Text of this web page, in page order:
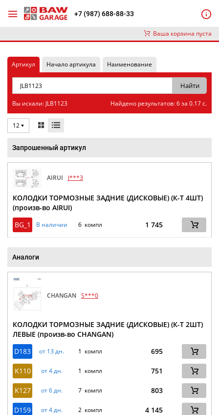
+7 (987) 688-88-33
Ваша корзина пуста
Артикул Начало артикула Наименование
Вы искали: JLB1123 Найдено результатов: 6 за 0.17 с.
12
Запрошенный артикул
AIRUI J***3
КОЛОДКИ ТОРМОЗНЫЕ ЗАДНИЕ (ДИСКОВЫЕ) (К-Т 4ШТ)
(произв-во AIRUI)
BG_1
В наличии 6 компл 1 745
Аналоги
CHANGAN S***0
КОЛОДКИ ТОРМОЗНЫЕ ЗАДНИЕ (ДИСКОВЫЕ) (К-Т 2ШТ)
ЛЕВЫЕ (произв-во CHANGAN)
D183
от 13 дн. 1 компл 695
K110 от 4 дн. 1 компл 751
K127 от 6 дн. 7 компл 803
D159 от 4 дн. 2 компл 4 145